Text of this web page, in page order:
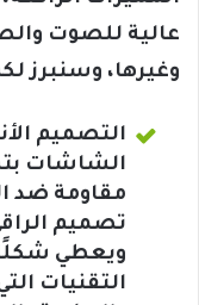
عالية للصوت
وغيرها، وسنبرز
التصميم
الشاشات
مقاومة ضد
تصميم
ويعطي شكلًا
التقنيات